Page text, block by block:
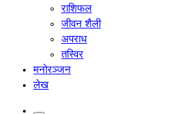
राशिफल
जीवन शैली
अपराध
तस्विर
मनोरञ्जन
लेख